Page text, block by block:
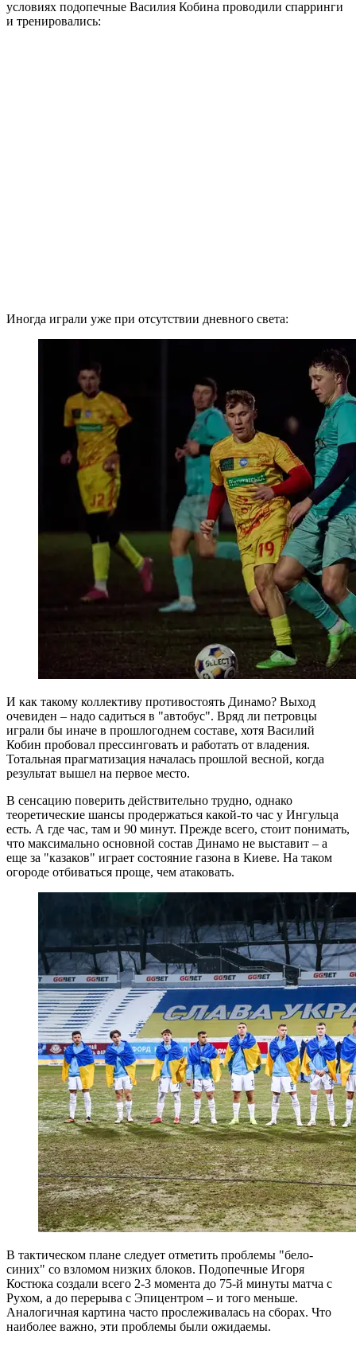
условиях подопечные Василия Кобина проводили спарринги
и тренировались:
Иногда играли уже при отсутствии дневного света:
И как такому коллективу противостоять Динамо? Выход
очевиден – надо садиться в "автобус". Вряд ли петровцы
играли бы иначе в прошлогоднем составе, хотя Василий
Кобин пробовал прессинговать и работать от владения.
Тотальная прагматизация началась прошлой весной, когда
результат вышел на первое место.
В сенсацию поверить действительно трудно, однако
теоретические шансы продержаться какой-то час у Ингульца
есть. А где час, там и 90 минут. Прежде всего, стоит понимать,
что максимально основной состав Динамо не выставит – а
еще за "казаков" играет состояние газона в Киеве. На таком
огороде отбиваться проще, чем атаковать.
В тактическом плане следует отметить проблемы "бело-
синих" со взломом низких блоков. Подопечные Игоря
Костюка создали всего 2-3 момента до 75-й минуты матча с
Рухом, а до перерыва с Эпицентром – и того меньше.
Аналогичная картина часто прослеживалась на сборах. Что
наиболее важно, эти проблемы были ожидаемы.